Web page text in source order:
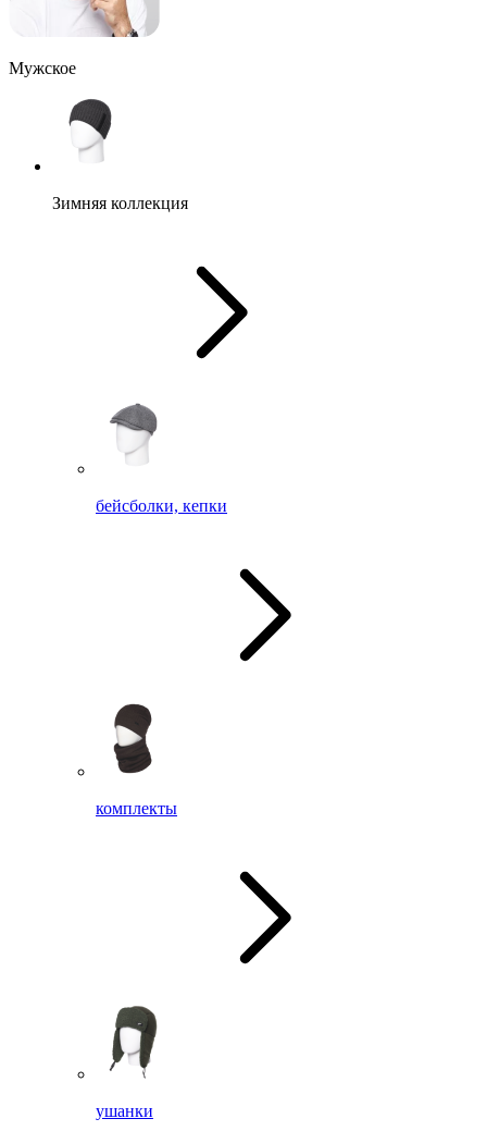
Мужское
Зимняя коллекция
бейсболки, кепки
комплекты
ушанки